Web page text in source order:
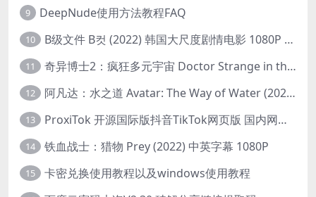
9 DeepNude使用方法教程FAQ
10 B级文件 B컷 (2022) 韩国大尺度剧情电影 1080P 中字
11 奇异博士2：疯狂多元宇宙 Doctor Strange in the Multiverse of Madness (2022) 高清版1080p
12 阿凡达：水之道 Avatar: The Way of Water (2022) 1080p 2k 4k 中文字幕
13 ProxiTok 开源国际版抖音TikTok网页版 国内网络直连
14 铁血战士：猎物 Prey (2022) 中英字幕 1080P
15 卡密兑换使用教程以及windows使用教程